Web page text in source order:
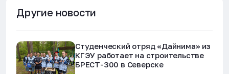
Другие новости
Студенческий отряд «Дайнима» из
КГЭУ работает на строительстве
БРЕСТ-300 в Северске